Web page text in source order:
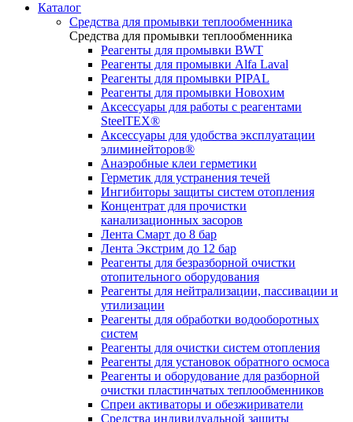
Каталог
Средства для промывки теплообменника
Средства для промывки теплообменника
Реагенты для промывки BWT
Реагенты для промывки Alfa Laval
Реагенты для промывки PIPAL
Реагенты для промывки Новохим
Аксессуары для работы с реагентами
SteelTEX®
Аксессуары для удобства эксплуатации
элиминейторов®
Анаэробные клеи герметики
Герметик для устранения течей
Ингибиторы защиты систем отопления
Концентрат для прочистки
канализационных засоров
Лента Смарт до 8 бар
Лента Экстрим до 12 бар
Реагенты для безразборной очистки
отопительного оборудования
Реагенты для нейтрализации, пассивации и
утилизации
Реагенты для обработки водооборотных
систем
Реагенты для очистки систем отопления
Реагенты для установок обратного осмоса
Реагенты и оборудование для разборной
очистки пластинчатых теплообменников
Спреи активаторы и обезжириватели
Средства индивидуальной защиты